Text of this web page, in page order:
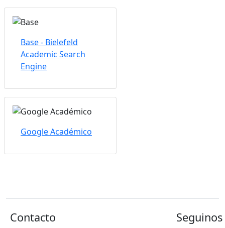
Base - Bielefeld
Academic Search
Engine
Google Académico
Contacto